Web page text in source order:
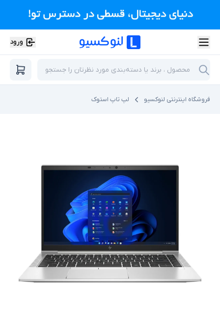
ورود
فروشگاه اینترنتی لنوکسیو لپ تاپ استوک